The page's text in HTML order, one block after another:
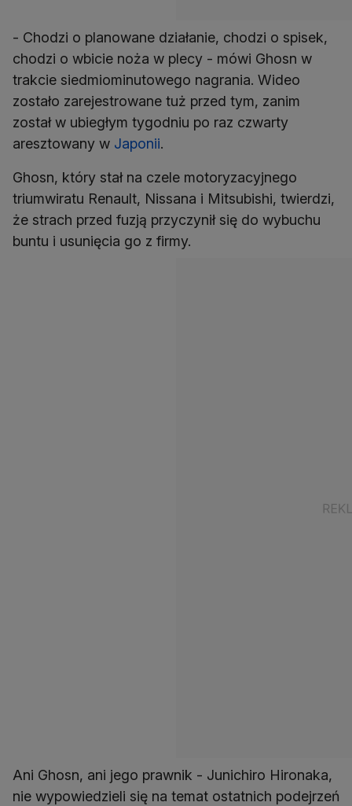
- Chodzi o planowane działanie, chodzi o spisek,
chodzi o wbicie noża w plecy - mówi Ghosn w
trakcie siedmiominutowego nagrania. Wideo
zostało zarejestrowane tuż przed tym, zanim
został w ubiegłym tygodniu po raz czwarty
aresztowany w Japonii.
Ghosn, który stał na czele motoryzacyjnego
triumwiratu Renault, Nissana i Mitsubishi, twierdzi,
że strach przed fuzją przyczynił się do wybuchu
buntu i usunięcia go z firmy.
Ani Ghosn, ani jego prawnik - Junichiro Hironaka,
nie wypowiedzieli się na temat ostatnich podejrzeń